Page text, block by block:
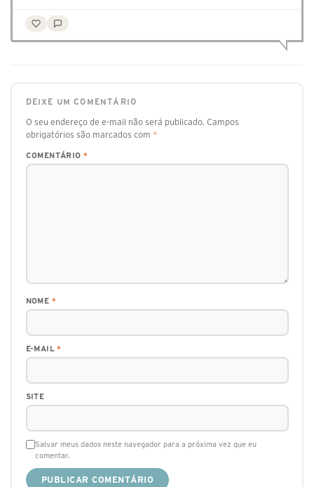
DEIXE UM COMENTÁRIO
O seu endereço de e-mail não será publicado. Campos
obrigatórios são marcados com *
COMENTÁRIO *
NOME *
E-MAIL*
SITE
Salvar meus dados neste navegador para a próxima vez que eu
comentar.